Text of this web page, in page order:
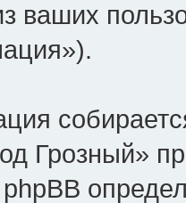
ваших
Грозный»